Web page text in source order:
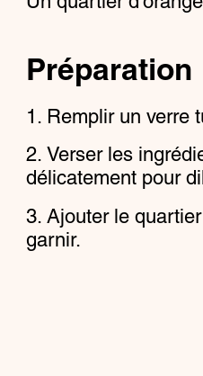
Préparation
Remplir un verre
Verser les
délicatement pour
Ajouter le
garnir.